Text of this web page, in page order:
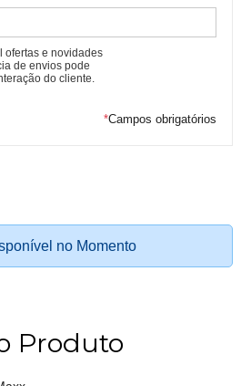
ofertas e novidades
de envios pode
do cliente.
*Campos obrigatórios
no Momento
Produto